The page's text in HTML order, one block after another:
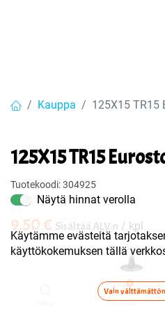
0
Toivelista
Kauppa 125X15 TR15
125X15 TR15
Tuotekoodi:304925
Näytä hinnat verolla
9,50€ Sisältää ALV:n / kpl
Toimittajilla (kotimaa):
3 arkipäivää
Käytämme evästeitä
käyttökokemuksen tällä
Vain